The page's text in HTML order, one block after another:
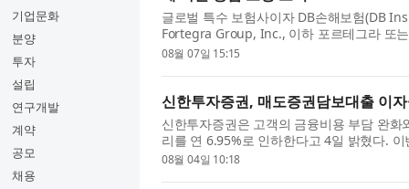
기업문화
분양
투자
설립
연구개발
계약
공모
채용
글로벌 특수 보험사이자 DB손해보험(DB
Fortegra Group, Inc., 이하 포르테그라 또
의 재무건전성등급(Financial Stre...
08월 07일 15:15
신한투자증권, 매도증권담보대출 이
신한투자증권은 고객의 금융비용 부담 완
리를 연 6.95%로 인하한다고 4일 밝혔다.
운영되던 매도증권담보대출 금리 ...
08월 04일 10:18